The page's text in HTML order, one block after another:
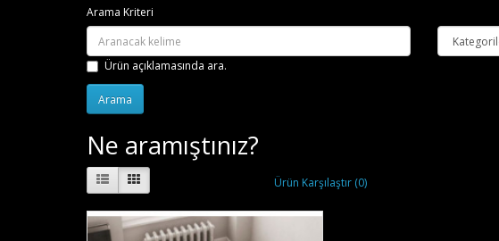
Arama Kriteri
Ürün açıklamasında ara.
Ne aramıştınız?
Ürün Karşılaştır (0)